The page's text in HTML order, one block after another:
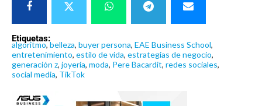
Etiquetas:
algoritmo, belleza, buyer persona, EAE Business School,
entretenimiento, estilo de vida, estrategias de negocio,
generación z, joyería, moda, Pere Bacardit, redes sociales,
social media, TikTok